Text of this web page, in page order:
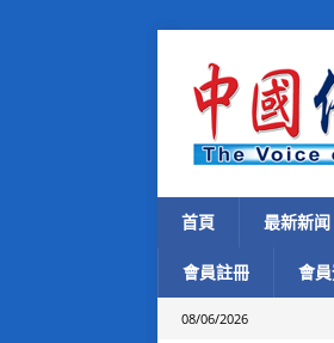
首頁 最新新闻
會員註冊 會
08/06/2026